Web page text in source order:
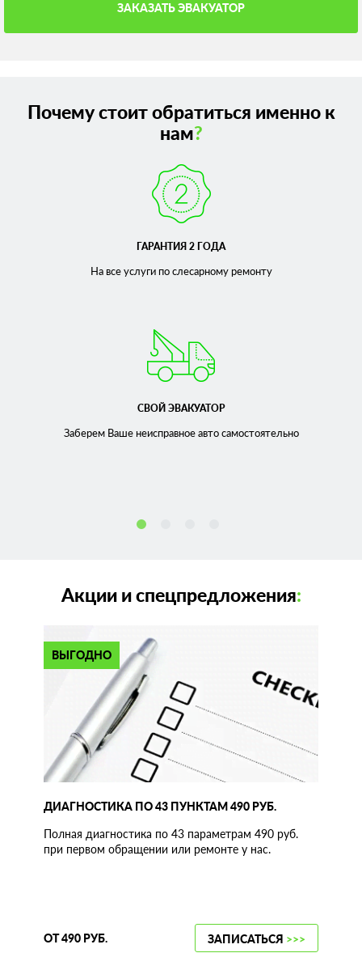
ЗАКАЗАТЬ ЭВАКУАТОР
Почему стоит обратиться именно к
нам?
ГАРАНТИЯ 2 ГОДА
На все услуги по слесарномуремонту
СВОЙ ЭВАКУАТОР
Заберем Ваше неисправноеавто самостоятельно
Акции и спецпредложения:
ВЫГОДНО
ДИАГНОСТИКА ПО 43 ПУНКТАМ 490 РУБ.
Полная диагностика по 43 параметрам 490 руб.
при первом обращении или ремонте у нас.
ОТ 490 РУБ. ЗАПИСАТЬСЯ >>>